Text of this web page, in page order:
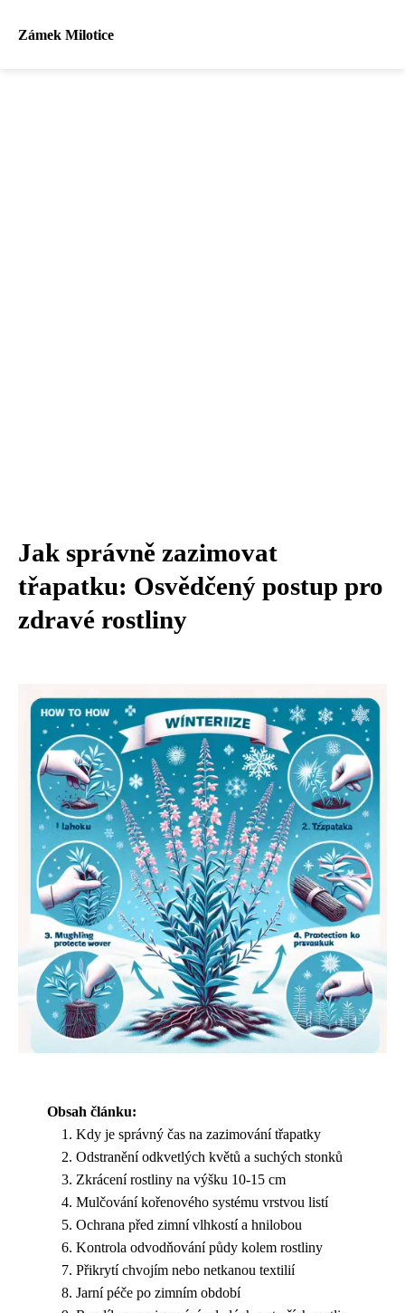
Zámek Milotice
Jak správně zazimovat
třapatku: Osvědčený postup pro
zdravé rostliny
Obsah článku:
Kdy je správný čas na zazimování třapatky
Odstranění odkvetlých květů a suchých stonků
Zkrácení rostliny na výšku 10-15 cm
Mulčování kořenového systému vrstvou listí
Ochrana před zimní vlhkostí a hnilobou
Kontrola odvodňování půdy kolem rostliny
Přikrytí chvojím nebo netkanou textilií
Jarní péče po zimním období